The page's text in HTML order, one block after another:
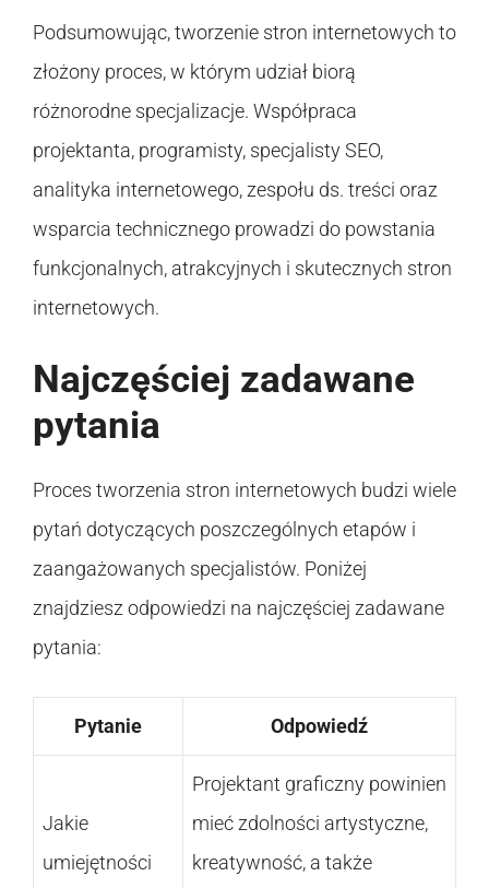
Podsumowując, tworzenie stron internetowych to
złożony proces, w którym udział biorą
różnorodne specjalizacje. Współpraca
projektanta, programisty, specjalisty SEO,
analityka internetowego, zespołu ds. treści oraz
wsparcia technicznego prowadzi do powstania
funkcjonalnych, atrakcyjnych i skutecznych stron
internetowych.
Najczęściej zadawane
pytania
Proces tworzenia stron internetowych budzi wiele
pytań dotyczących poszczególnych etapów i
zaangażowanych specjalistów. Poniżej
znajdziesz odpowiedzi na najczęściej zadawane
pytania:
Pytanie Odpowiedź
Jakie
umiejętności
Projektant graficzny powinien
mieć zdolności artystyczne,
kreatywność, a także